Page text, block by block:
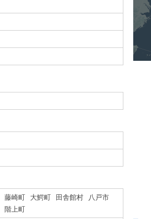
藤崎町 大鰐町 田舎館村
八戸市
階上町